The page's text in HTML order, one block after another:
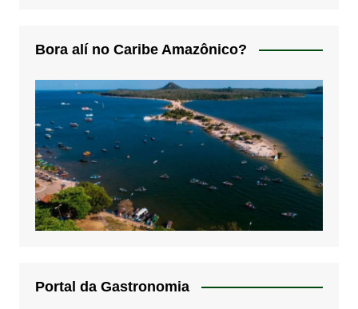
Bora alí no Caribe Amazônico?
Portal da Gastronomia